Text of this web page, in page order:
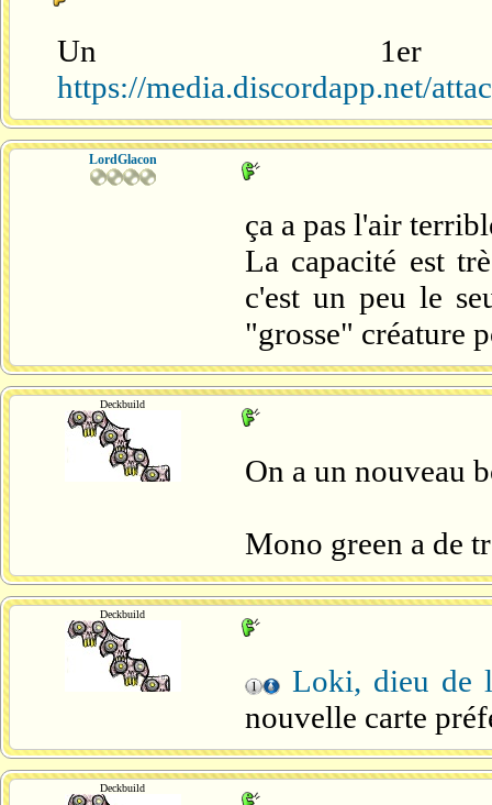
Un
https://media.discordapp.net/
LordGlacon
ça a pas l'air
La capacité est
c'est un peu le
"grosse" créature
Deckbuild
On a un nouveau
Mono green a de
Deckbuild
Loki, dieu de
nouvelle carte
Deckbuild